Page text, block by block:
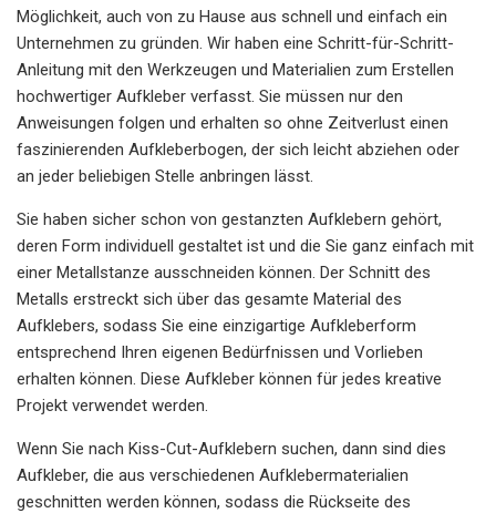
Möglichkeit, auch von zu Hause aus schnell und einfach ein
Unternehmen zu gründen. Wir haben eine Schritt-für-Schritt-
Anleitung mit den Werkzeugen und Materialien zum Erstellen
hochwertiger Aufkleber verfasst. Sie müssen nur den
Anweisungen folgen und erhalten so ohne Zeitverlust einen
faszinierenden Aufkleberbogen, der sich leicht abziehen oder
an jeder beliebigen Stelle anbringen lässt.
Sie haben sicher schon von gestanzten Aufklebern gehört,
deren Form individuell gestaltet ist und die Sie ganz einfach mit
einer Metallstanze ausschneiden können. Der Schnitt des
Metalls erstreckt sich über das gesamte Material des
Aufklebers, sodass Sie eine einzigartige Aufkleberform
entsprechend Ihren eigenen Bedürfnissen und Vorlieben
erhalten können. Diese Aufkleber können für jedes kreative
Projekt verwendet werden.
Wenn Sie nach Kiss-Cut-Aufklebern suchen, dann sind dies
Aufkleber, die aus verschiedenen Aufklebermaterialien
geschnitten werden können, sodass die Rückseite des